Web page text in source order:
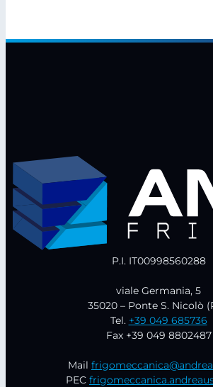
P.I. IT00998560288
viale Germania, 5
35020 – Ponte S. Nicolò
Tel. +39 049 685736
Fax +39 049 8802487
Mail
PEC